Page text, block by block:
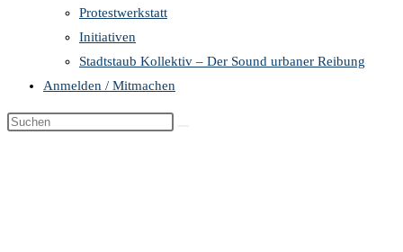
Protestwerkstatt
Initiativen
Stadtstaub Kollektiv – Der Sound urbaner Reibung
Anmelden / Mitmachen
Diese